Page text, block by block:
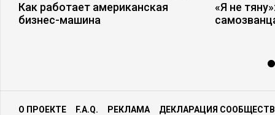
Как работает американская
бизнес-машина
«Я не
О ПРОЕКТЕ F.A.Q. РЕКЛАМА ДЕКЛАРАЦИЯ